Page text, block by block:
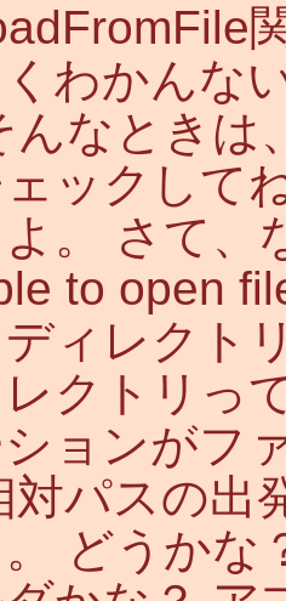
わかんな
んなときは
ックして
。 さて、
to open
ィレクト
レクトリっ
ションがフ
対パスの出
どうかな